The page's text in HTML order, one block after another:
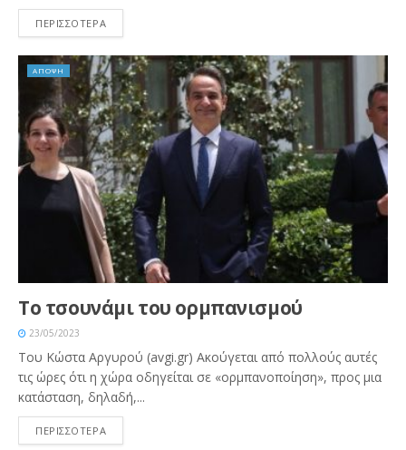
ΠΕΡΙΣΣΟΤΕΡΑ
ΑΠΟΨΗ
Το τσουνάμι του ορμπανισμού
23/05/2023
Του Κώστα Αργυρού (avgi.gr) Ακούγεται από πολλούς αυτές
τις ώρες ότι η χώρα οδηγείται σε «ορμπανοποίηση», προς μια
κατάσταση, δηλαδή,...
ΠΕΡΙΣΣΟΤΕΡΑ